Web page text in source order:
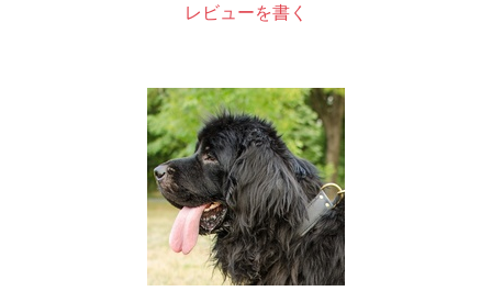
レビューを書く